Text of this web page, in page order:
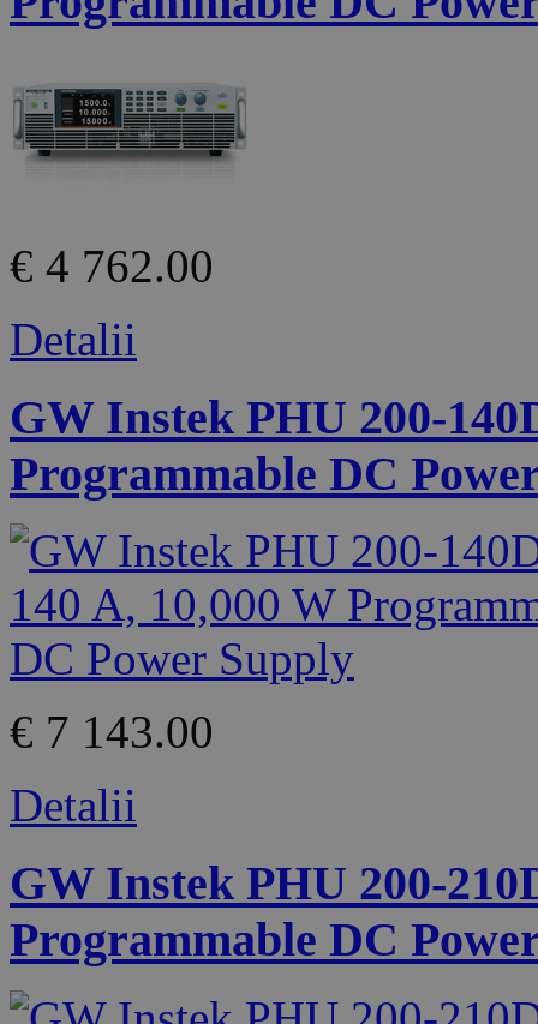
€ 4 762.00
Detalii
GW Instek PHU 200-
Programmable DC
€ 7 143.00
Detalii
GW Instek PHU 200-
Programmable DC